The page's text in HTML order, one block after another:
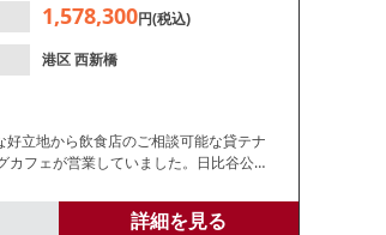
1,578,300円(税込)
港区西新橋
立地から飲食店のご相談可能な貸テナ
フェが営業していました。日比谷公園
詳細を見る